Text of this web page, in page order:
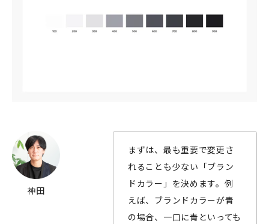
神田
まずは、最も重要で変更さ
れることも少ない「ブラン
ドカラー」を決めます。例
えば、ブランドカラーが青
の場合、一口に青といっても